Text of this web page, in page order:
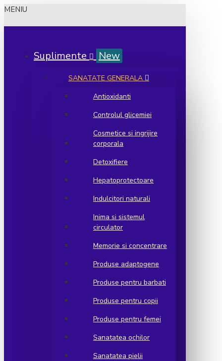
MENIU
Suplimente New
SANATATE GENERALA
Antioxidanti
Controlul glicemiei
Cosmetice si ingrijire
corporala
Detoxifiere
Hepatoprotectoare
Indulcitori naturali
Inima si sistemul
circulator
Memorie si concentrare
Produse adaptogene
Produse pentru barbati
Produse pentru copii
Produse pentru femei
Sanatatea ochilor
Sanatatea pielii